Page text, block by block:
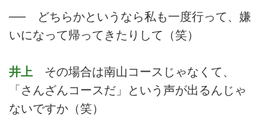
── どちらかというなら私も一度行って、嫌
いになって帰ってきたりして（笑）
井上 その場合は南山コースじゃなくて、
「さんざんコースだ」という声が出るんじゃ
ないですか（笑）